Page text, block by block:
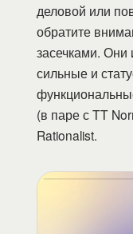
деловой или
обратите
засечками.
сильные и
(в паре с TT
Rationalist.